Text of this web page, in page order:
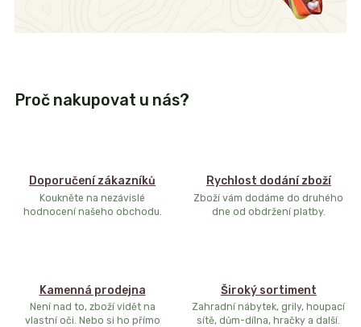
Proč nakupovat u nás?
Doporučení zákazníků
Koukněte na nezávislé
hodnocení našeho obchodu.
Rychlost dodání zboží
Zboží vám dodáme do druhého
dne od obdržení platby.
Kamenná prodejna
Není nad to, zboží vidět na
vlastní oči. Nebo si ho přímo
Široký sortiment
Zahradní nábytek, grily, houpací
sítě, dům-dílna, hračky a další.